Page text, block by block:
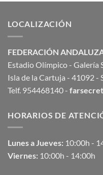
LOCALIZACIÓN
FEDERACIÓN
Estadio Olímpico - Galería
Isla de la Cartuja - 41092 -
Telf. 954468140 -
HORARIOS DE
Lunes a Jueves: 10:00h -
Viernes: 10:00h - 14:00h